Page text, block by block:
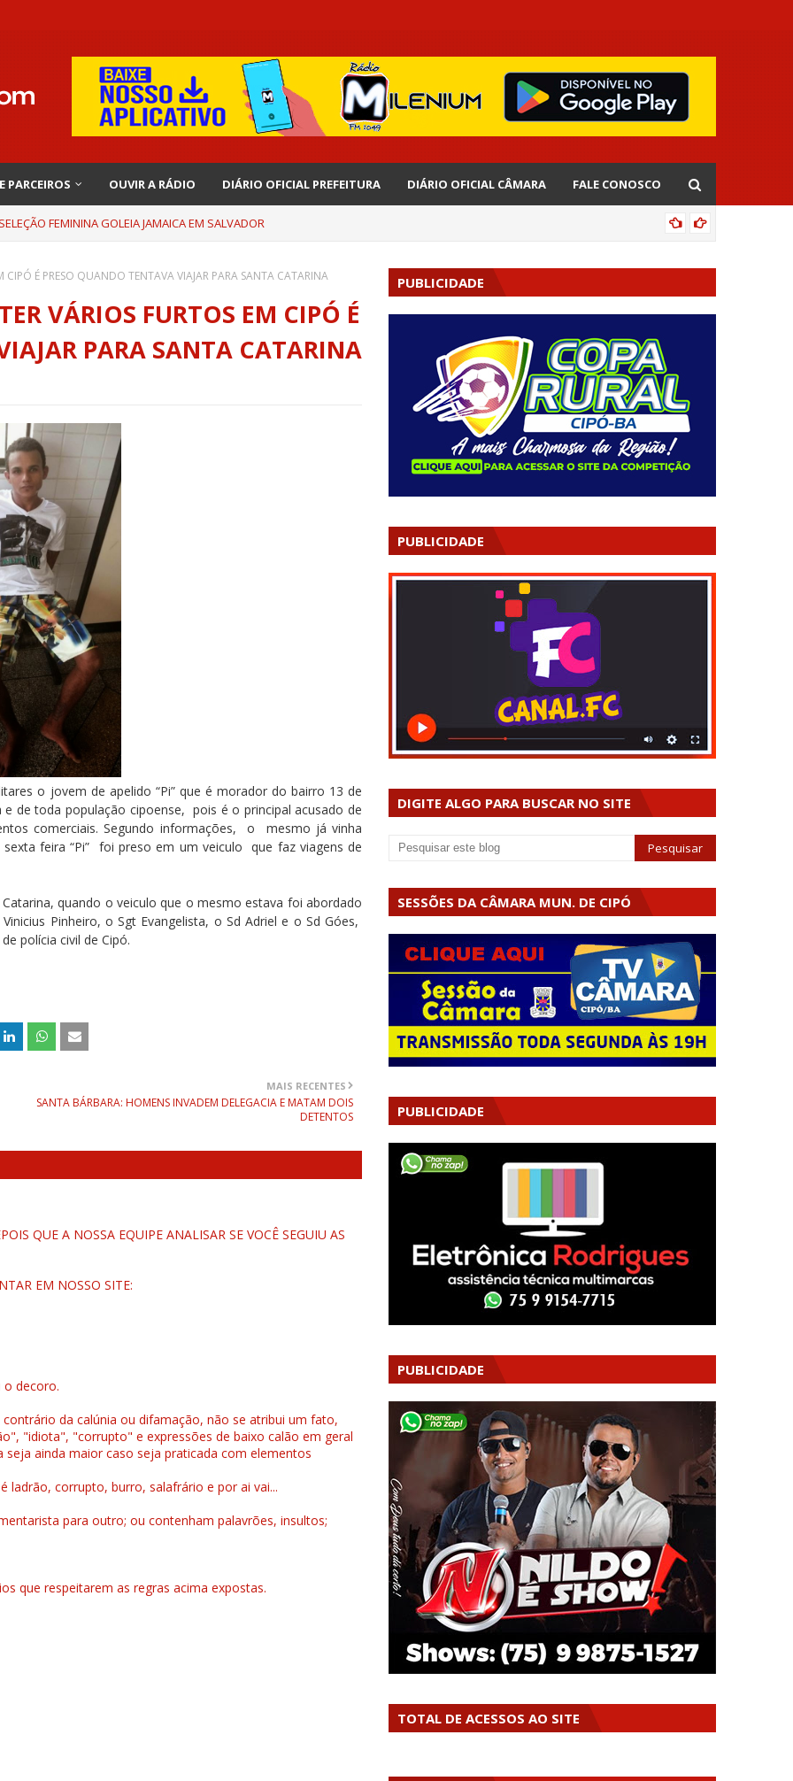
PARCEIROS OUVIR A RÁDIO DIÁRIO OFICIAL PREFEITURA DIÁRIO OFICIAL CÂMARA FALE CONOSCO
FEMININA GOLEIA JAMAICA EM SALVADOR
CIPÓ É PRESO QUANDO TENTAVA VIAJAR PARA SANTA CATARINA
VÁRIOS FURTOS EM CIPÓ É
PARA SANTA CATARINA
o jovem de apelido “Pi” que é morador do bairro 13 de
de toda população cipoense, pois é o principal acusado de
comerciais. Segundo informações, o mesmo já vinha
feira “Pi” foi preso em um veiculo que faz viagens de
quando o veiculo que o mesmo estava foi abordado
Pinheiro, o Sgt Evangelista, o Sd Adriel e o Sd Góes,
polícia civil de Cipó.
MAIS RECENTES
SANTA BÁRBARA: HOMENS INVADEM DELEGACIA E MATAM DOIS
DETENTOS
QUE A NOSSA EQUIPE ANALISAR SE VOCÊ SEGUIU AS
EM NOSSO SITE:
o decoro.
da calúnia ou difamação, não se atribui um fato,
"idiota", "corrupto" e expressões de baixo calão em geral
ainda maior caso seja praticada com elementos
ladrão, corrupto, burro, salafrário e por ai vai...
para outro; ou contenham palavrões, insultos;
que respeitarem as regras acima expostas.
PUBLICIDADE
PUBLICIDADE
DIGITE ALGO PARA BUSCAR NO SITE
SESSÕES DA CÂMARA MUN. DE CIPÓ
PUBLICIDADE
PUBLICIDADE
TOTAL DE ACESSOS AO SITE